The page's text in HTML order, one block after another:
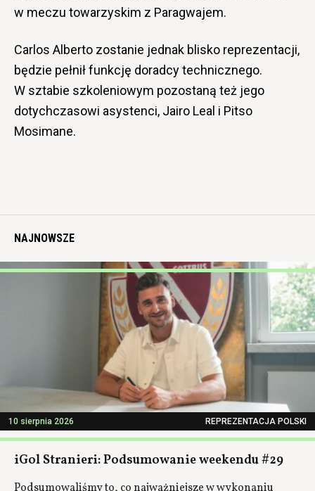
w meczu towarzyskim z Paragwajem.
Carlos Alberto zostanie jednak blisko reprezentacji,
będzie pełnił funkcję doradcy technicznego.
W sztabie szkoleniowym pozostaną też jego
dotychczasowi asystenci, Jairo Leal i Pitso
Mosimane.
NAJNOWSZE
10 sierpnia 2026 REPREZENTACJA POLSKI
iGol Stranieri: Podsumowanie weekendu #29